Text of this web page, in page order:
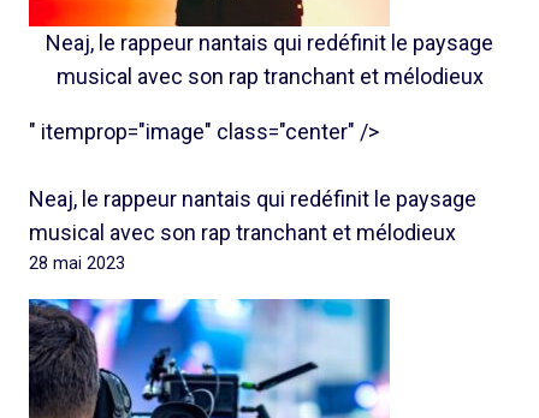
Neaj, le rappeur nantais qui redéfinit le paysage
musical avec son rap tranchant et mélodieux
" itemprop="image" class="center" />
Neaj, le rappeur nantais qui redéfinit le paysage
musical avec son rap tranchant et mélodieux
28 mai 2023